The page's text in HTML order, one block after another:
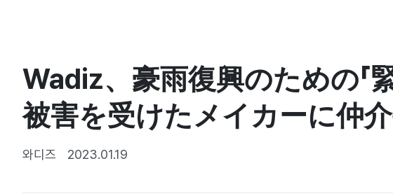
マイワディズ
重要なお知らせ
プレスリリース
企画展カレンダー
セキュリティセンター
ヘル
Wadiz、豪雨復興のための「
被害を受けたメイカーに仲
와디즈 2023.01.19